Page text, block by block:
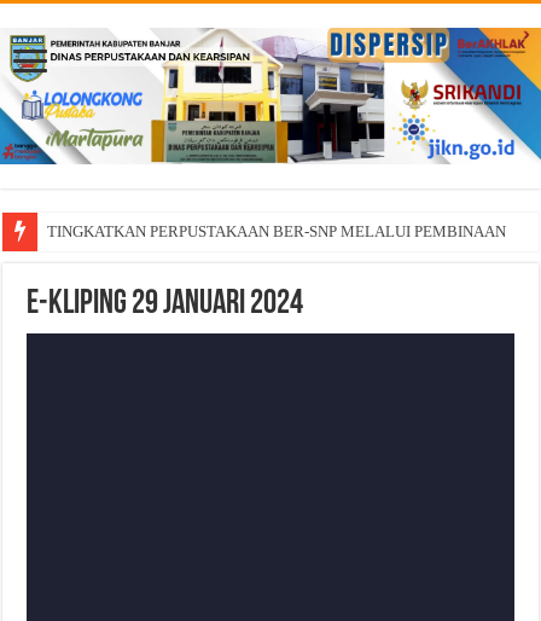
TINGKATKAN PERPUSTAKAAN BER-SNP MELALUI PEMBINAAN
E-Kliping 29 Januari 2024